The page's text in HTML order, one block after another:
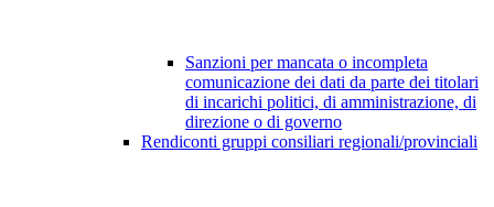
Sanzioni per mancata o incompleta
comunicazione dei dati da parte dei titolari
di incarichi politici, di amministrazione, di
direzione o di governo
Rendiconti gruppi consiliari regionali/provinciali